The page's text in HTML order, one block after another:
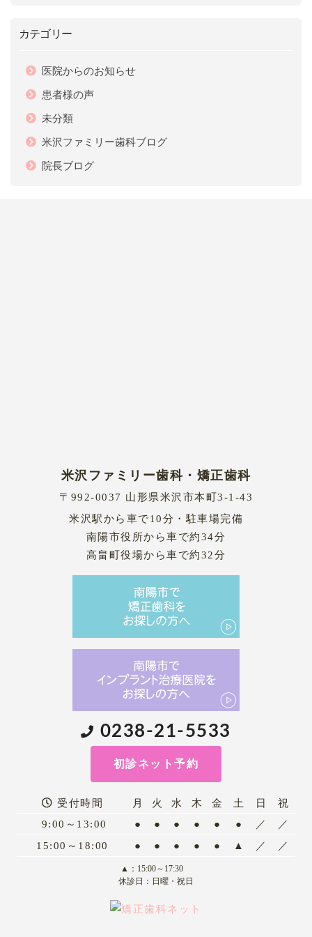
カテゴリー
医院からのお知らせ
患者様の声
未分類
米沢ファミリー歯科ブログ
院長ブログ
米沢ファミリー歯科・矯正歯科
〒992-0037 山形県米沢市本町3-1-43
米沢駅から車で10分・駐車場完備
南陽市役所から車で約34分
高畠町役場から車で約32分
0238-21-5533
初診ネット予約
受付時間 月 火 水 木 金 土 日
祝
9:00～13:00
● ● ● ● ● ● ／
／
15:00～18:00
● ● ● ● ● ▲ ／ ／
▲：15:00～17:30
休診日：日曜・祝日